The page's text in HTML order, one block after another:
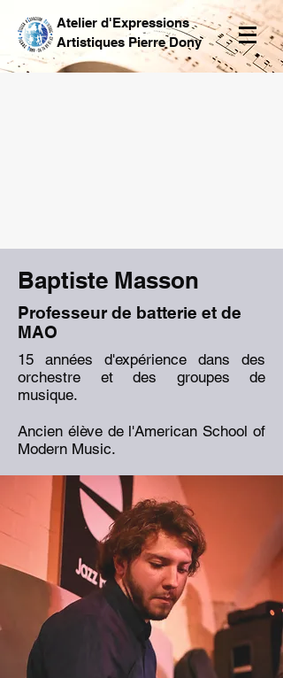
Atelier d'Expressions
Artistiques Pierre Dony
Baptiste Masson
Professeur de batterie et de
MAO
15 années d'expérience dans des
orchestre et des groupes de
musique.
Ancien élève de l'American School of
Modern Music.